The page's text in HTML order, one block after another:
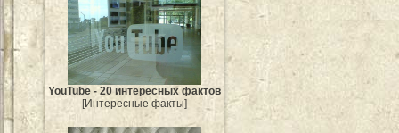
YouTube - 20 интересных фактов
[Интересные факты]